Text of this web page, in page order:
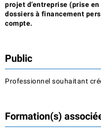
projet d’entreprise (prise
dossiers à financement
compte.
Public
Professionnel souhaitant
Formation(s)